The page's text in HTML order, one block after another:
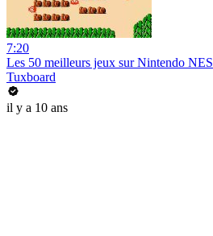
7:20
Les 50 meilleurs jeux sur Nintendo NES
Tuxboard
il y a 10 ans